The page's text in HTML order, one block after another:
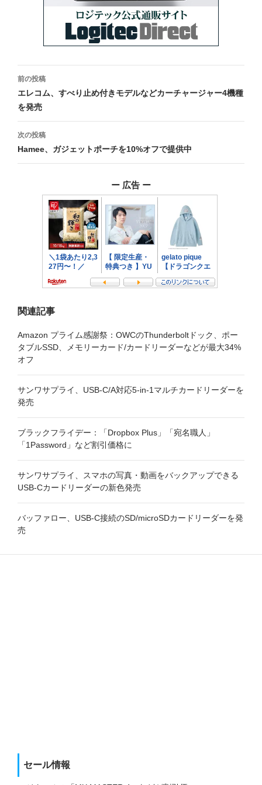
投
稿
ナ
ビ
ゲ
前の投稿
エレコム、すべり止め付きモデルなどカーチャージャー4機種
を発売
次の投稿
Hamee、ガジェットポーチを10%オフで提供中
ー 広告 ー
関連記事
Amazon プライム感謝祭：OWCのThunderboltドック、ポー
タブルSSD、メモリーカード/カードリーダーなどが最大34%
オフ
サンワサプライ、USB-C/A対応5-in-1マルチカードリーダーを
発売
ブラックフライデー：「Dropbox Plus」「宛名職人」
「1Password」など割引価格に
サンワサプライ、スマホの写真・動画をバックアップできる
USB-Cカードリーダーの新色発売
バッファロー、USB-C接続のSD/microSDカードリーダーを発
売
セール情報